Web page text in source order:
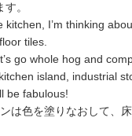
。
kitchen, I’m thinking
tiles.
go whole hog and
island, industrial
be fabulous!
は色を塗りなおして、